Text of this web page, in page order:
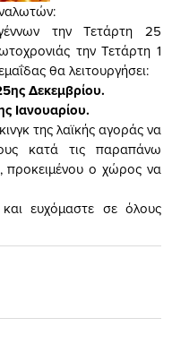
την Τετάρτη 25
την Τετάρτη 1
θα λειτουργήσει:
Δεκεμβρίου.
Ιανουαρίου.
της λαϊκής αγοράς να
κατά τις παραπάνω
προκειμένου ο χώρος να
ευχόμαστε σε όλους